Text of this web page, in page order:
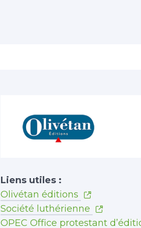
Liens utiles :
Olivétan éditions
Société luthérienne
OPEC Office protestant